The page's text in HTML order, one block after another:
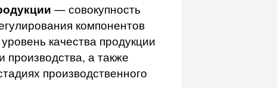
— совокупность
компонентов
качества продукции
а также
производственного